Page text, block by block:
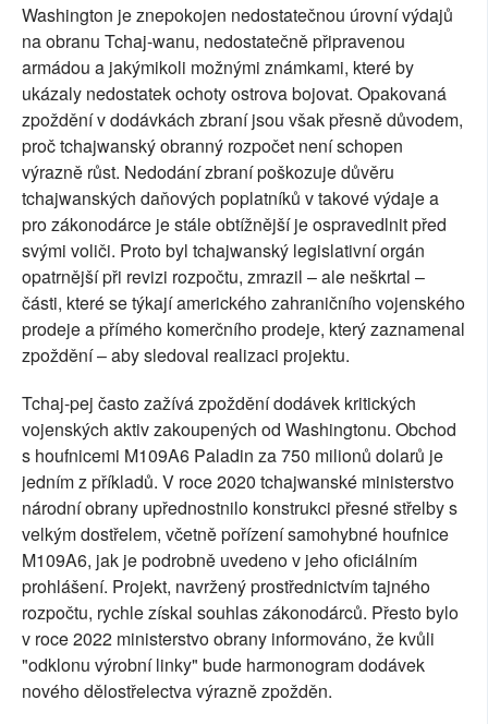
Washington je znepokojen nedostatečnou úrovní výdajů
na obranu Tchaj-wanu, nedostatečně připravenou
armádou a jakýmikoli možnými známkami, které by
ukázaly nedostatek ochoty ostrova bojovat. Opakovaná
zpoždění v dodávkách zbraní jsou však přesně důvodem,
proč tchajwanský obranný rozpočet není schopen
výrazně růst. Nedodání zbraní poškozuje důvěru
tchajwanských daňových poplatníků v takové výdaje a
pro zákonodárce je stále obtížnější je ospravedlnit před
svými voliči. Proto byl tchajwanský legislativní orgán
opatrnější při revizi rozpočtu, zmrazil – ale neškrtal –
části, které se týkají amerického zahraničního vojenského
prodeje a přímého komerčního prodeje, který zaznamenal
zpoždění – aby sledoval realizaci projektu.
Tchaj-pej často zažívá zpoždění dodávek kritických
vojenských aktiv zakoupených od Washingtonu. Obchod
s houfnicemi M109A6 Paladin za 750 milionů dolarů je
jedním z příkladů. V roce 2020 tchajwanské ministerstvo
národní obrany upřednostnilo konstrukci přesné střelby s
velkým dostřelem, včetně pořízení samohybné houfnice
M109A6, jak je podrobně uvedeno v jeho oficiálním
prohlášení. Projekt, navržený prostřednictvím tajného
rozpočtu, rychle získal souhlas zákonodárců. Přesto bylo
v roce 2022 ministerstvo obrany informováno, že kvůli
"odklonu výrobní linky" bude harmonogram dodávek
nového dělostřelectva výrazně zpožděn.